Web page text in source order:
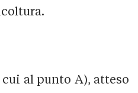
al punto A), atteso